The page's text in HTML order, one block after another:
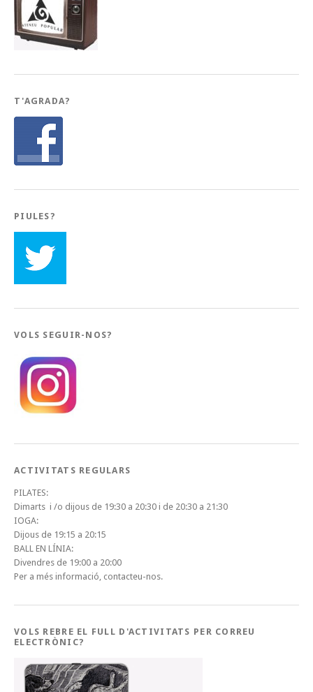
T'AGRADA?
PIULES?
VOLS SEGUIR-NOS?
ACTIVITATS REGULARS
PILATES:
Dimarts i /o dijous de 19:30 a 20:30 i de 20:30 a 21:30
IOGA:
Dijous de 19:15 a 20:15
BALL EN LÍNIA:
Divendres de 19:00 a 20:00
Per a més informació, contacteu-nos.
VOLS REBRE EL FULL D'ACTIVITATS PER CORREU
ELECTRÒNIC?